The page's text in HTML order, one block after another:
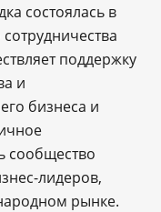
состоялась в
поддержку
и
бизнеса и
сообщество
лидеров,
рынке.